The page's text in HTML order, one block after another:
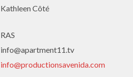
Kathleen Côté
RAS
info@apartment11.tv
info@productionsavenida.com